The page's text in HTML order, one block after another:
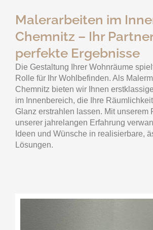
Malerarbeiten im
Chemnitz – Ihr
perfekte Ergebnisse
Die Gestaltung Ihrer Wohnräume
Rolle für Ihr Wohlbefinden. Als
Chemnitz bieten wir Ihnen
im Innenbereich, die Ihre
Glanz erstrahlen lassen. Mit unserem
unserer jahrelangen Erfahrung
Ideen und Wünsche in realisierbare,
Lösungen.